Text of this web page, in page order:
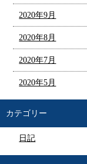
2020年9月
2020年8月
2020年7月
2020年5月
カテゴリー
日記